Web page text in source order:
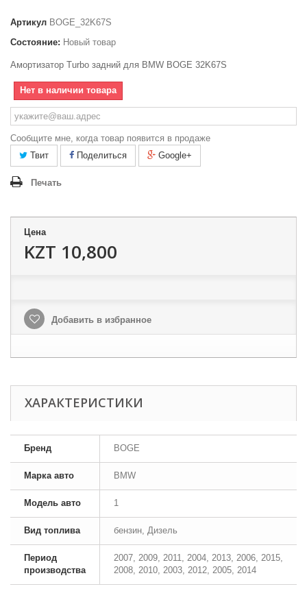
Артикул BOGE_32K67S
Состояние: Новый товар
Амортизатор Turbo задний для BMW BOGE 32K67S
Нет в наличии товара
Сообщите мне, когда товар появится в продаже
Твит
Поделиться Google+
Печать
Цена
KZT 10,800
Добавить в избранное
ХАРАКТЕРИСТИКИ
Бренд BOGE
Марка авто BMW
Модель авто 1
Вид топлива бензин, Дизель
Период
производства
2007, 2009, 2011, 2004, 2013, 2006, 2015,
2008, 2010, 2003, 2012, 2005, 2014